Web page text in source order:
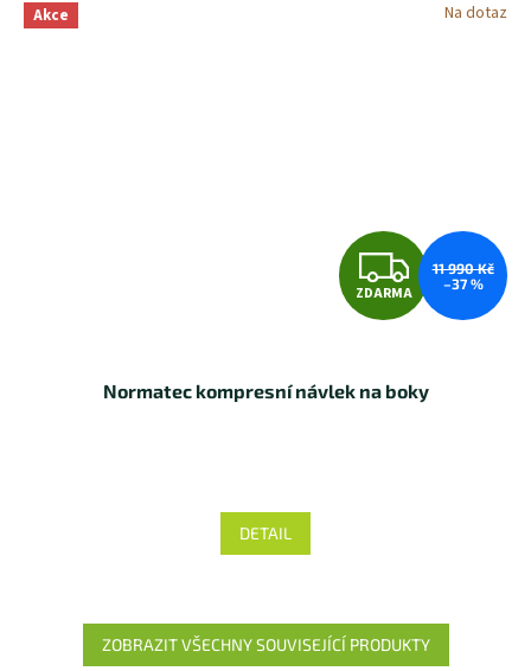
Akce
Z
D
R
ZDARMA
11 990 Kč
–37 %
Na dotaz
Normatec kompresní návlek na boky
DETAIL
ZOBRAZIT VŠECHNY SOUVISEJÍCÍ PRODUKTY